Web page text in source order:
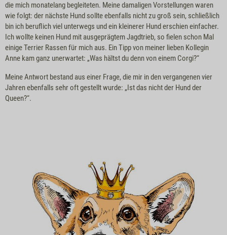
die mich monatelang begleiteten. Meine damaligen Vorstellungen waren
wie folgt: der nächste Hund sollte ebenfalls nicht zu groß sein, schließlich
bin ich beruflich viel unterwegs und ein kleinerer Hund erschien einfacher.
Ich wollte keinen Hund mit ausgeprägtem Jagdtrieb, so fielen schon Mal
einige Terrier Rassen für mich aus. Ein Tipp von meiner lieben Kollegin
Anne kam ganz unerwartet: „Was hältst du denn von einem Corgi?“
Meine Antwort bestand aus einer Frage, die mir in den vergangenen vier
Jahren ebenfalls sehr oft gestellt wurde: „Ist das nicht der Hund der
Queen?“.